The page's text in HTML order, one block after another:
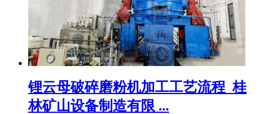
锂云母破碎磨粉机加工工艺流程_桂
林矿山设备制造有限 ...